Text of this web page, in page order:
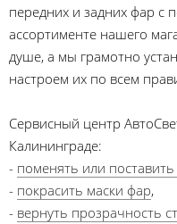
передних и задних фар с
ассортименте нашего
душе, а мы грамотно
настроем их по всем
Сервисный центр
Калининграде:
- поменять или
- покрасить маски фар,
- вернуть прозрачность